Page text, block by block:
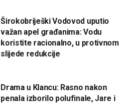
Širokobriješki Vodovod uputio
važan apel građanima: Vodu
koristite racionalno, u protivnom
slijede redukcije
Drama u Klancu: Rasno nakon
penala izborilo polufinale, Jare i